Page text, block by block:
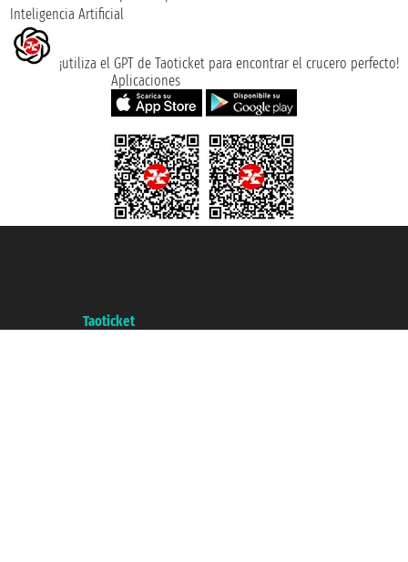
Inteligencia Artificial
¡utiliza el GPT de Taoticket para encontrar el crucero perfecto!
Aplicaciones
Taoticket